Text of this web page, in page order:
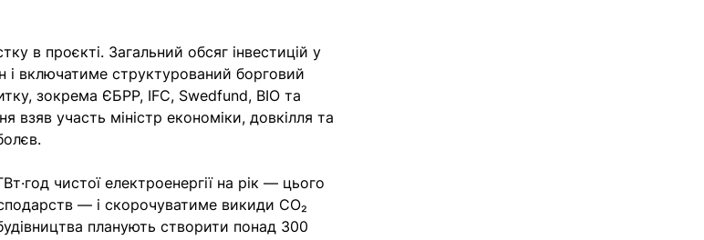
в проєкті. Загальний обсяг інвестицій у
включатиме структурований борговий
зокрема ЄБРР, IFC, Swedfund, BIO та
взяв участь міністр економіки, довкілля та
чистої електроенергії на рік — цього
— і скорочуватиме викиди CO₂
планують створити понад 300